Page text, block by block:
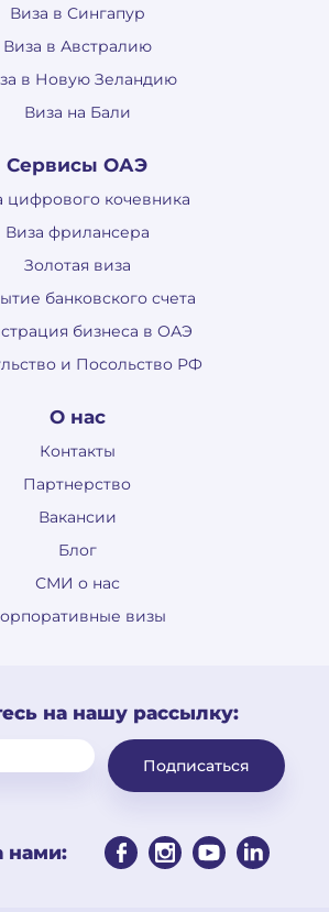
Виза в Сингапур
Виза в Австралию
в Новую Зеландию
Виза на Бали
Сервисы ОАЭ
цифрового кочевника
Виза фрилансера
Золотая виза
банковского счета
бизнеса в ОАЭ
и Посольство РФ
О нас
Контакты
Партнерство
Вакансии
Блог
СМИ о нас
визы
на нашу рассылку:
Подписаться
нами: